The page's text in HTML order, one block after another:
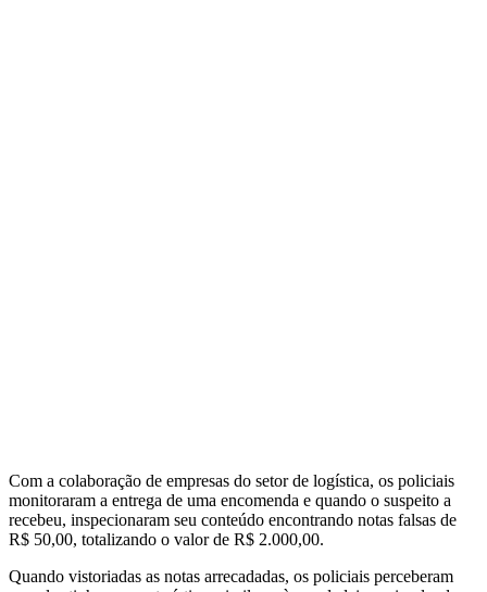
Com a colaboração de empresas do setor de logística, os policiais
monitoraram a entrega de uma encomenda e quando o suspeito a
recebeu, inspecionaram seu conteúdo encontrando notas falsas de
R$ 50,00, totalizando o valor de R$ 2.000,00.
Quando vistoriadas as notas arrecadadas, os policiais perceberam